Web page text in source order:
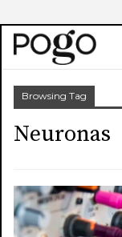
Browsing Tag
Neuronas